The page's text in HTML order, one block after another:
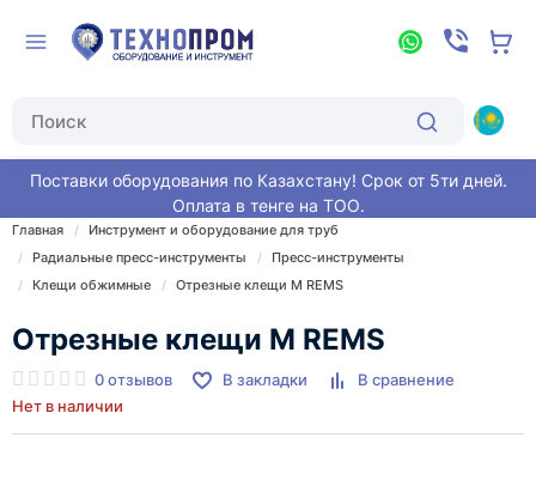
Поставки оборудования по Казахстану! Срок от 5ти дней.
Оплата в тенге на ТОО.
Главная
Инструмент и оборудование для труб
Радиальные пресс-инструменты
Пресс-инструменты
Клещи обжимные
Отрезные клещи М REMS
Отрезные клещи М REMS
0 отзывов В закладки
В сравнение
Нет в наличии